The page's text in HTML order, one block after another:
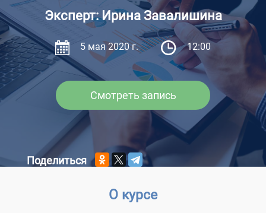
Эксперт: Ирина Завалишина
5 мая 2020 г. 12:00
Смотреть запись
Поделиться
О курсе